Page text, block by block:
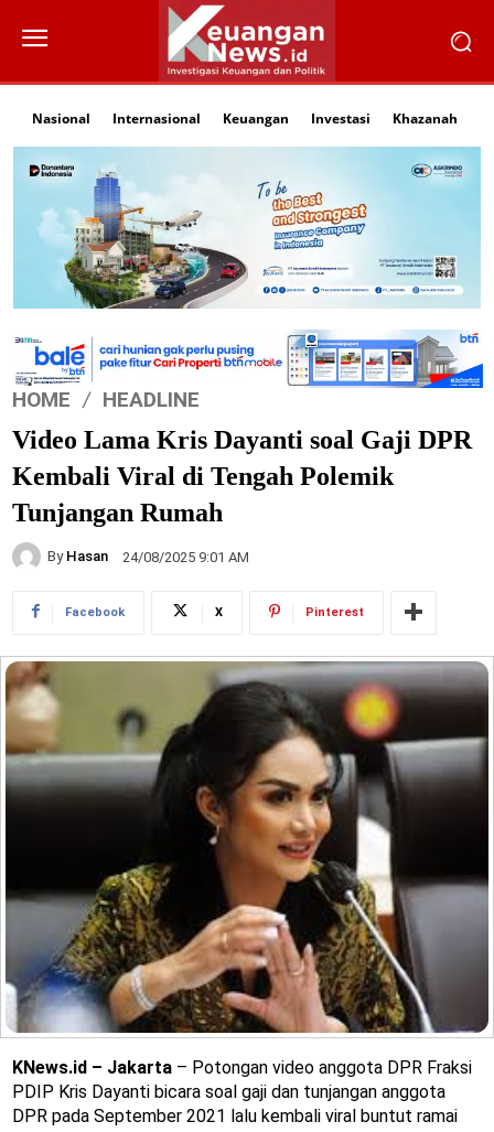
Nasional Internasional Keuangan Investasi Khazanah
HOME HEADLINE
Video Lama Kris Dayanti soal Gaji DPR
Kembali Viral di Tengah Polemik
Tunjangan Rumah
By Hasan 24/08/2025 9:01 AM
Facebook X Pinterest
KNews.id – Jakarta – Potongan video anggota DPR Fraksi
PDIP Kris Dayanti bicara soal gaji dan tunjangan anggota
DPR pada September 2021 lalu kembali viral buntut ramai